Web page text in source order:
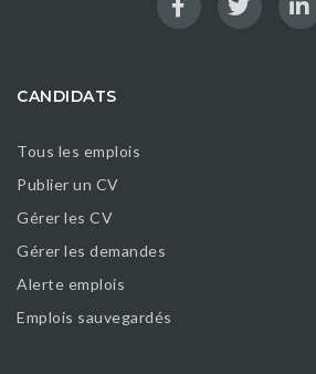
CANDIDATS
Tous les emplois
Publier un CV
Gérer les CV
Gérer les demandes
Alerte emplois
Emplois sauvegardés